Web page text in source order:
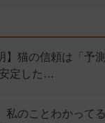
】猫の信頼は「予
定した…
私のことわかって